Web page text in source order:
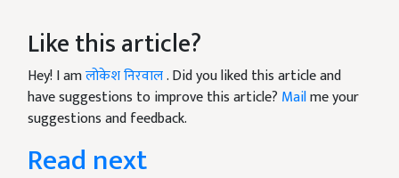
Like this article?
Hey! I amलोकेश निरवाल. Did you liked this article and
have suggestions to improve this article? Mailme your
suggestions and feedback.
Read next